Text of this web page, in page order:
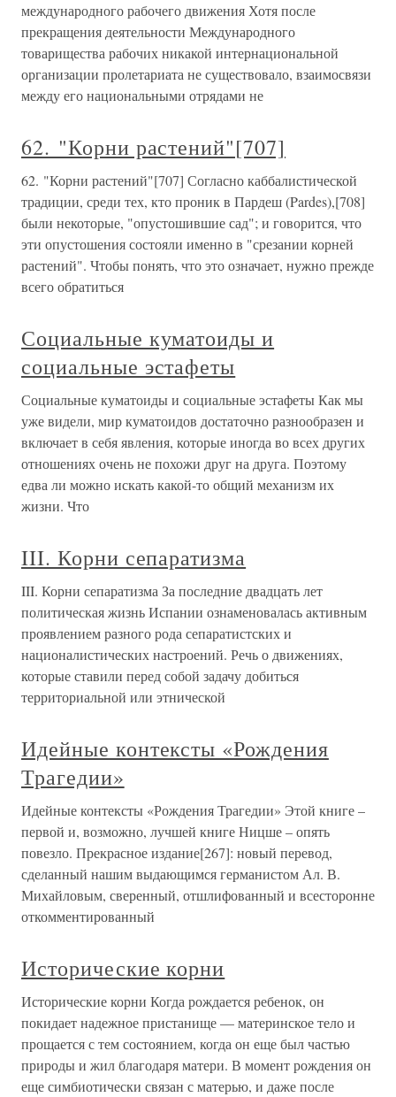
международного рабочего движения Хотя после
прекращения деятельности Международного
товарищества рабочих никакой интернациональной
организации пролетариата не существовало, взаимосвязи
между его национальными отрядами не
62. "Корни растений"[707]
62. "Корни растений"[707] Согласно каббалистической
традиции, среди тех, кто проник в Пардеш (Pardes),[708]
были некоторые, "опустошившие сад"; и говорится, что
эти опустошения состояли именно в "срезании корней
растений". Чтобы понять, что это означает, нужно прежде
всего обратиться
Социальные куматоиды и
социальные эстафеты
Социальные куматоиды и социальные эстафеты Как мы
уже видели, мир куматоидов достаточно разнообразен и
включает в себя явления, которые иногда во всех других
отношениях очень не похожи друг на друга. Поэтому
едва ли можно искать какой-то общий механизм их
жизни. Что
III. Корни сепаратизма
III. Корни сепаратизма За последние двадцать лет
политическая жизнь Испании ознаменовалась активным
проявлением разного рода сепаратистских и
националистических настроений. Речь о движениях,
которые ставили перед собой задачу добиться
территориальной или этнической
Идейные контексты «Рождения
Трагедии»
Идейные контексты «Рождения Трагедии» Этой книге –
первой и, возможно, лучшей книге Ницше – опять
повезло. Прекрасное издание[267]: новый перевод,
сделанный нашим выдающимся германистом Ал. В.
Михайловым, сверенный, отшлифованный и всесторонне
откомментированный
Исторические корни
Исторические корни Когда рождается ребенок, он
покидает надежное пристанище — материнское тело и
прощается с тем состоянием, когда он еще был частью
природы и жил благодаря матери. В момент рождения он
еще симбиотически связан с матерью, и даже после